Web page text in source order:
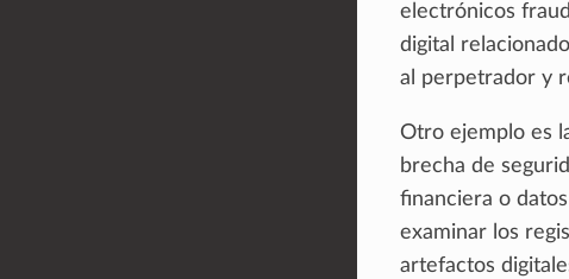
electrónicos
digital
al perpetrador y
Otro ejemplo es
brecha de
financiera o
examinar los
artefactos